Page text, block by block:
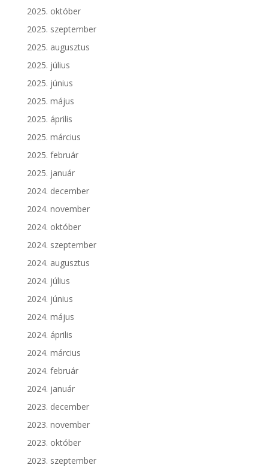
2025. október
2025. szeptember
2025. augusztus
2025. július
2025. június
2025. május
2025. április
2025. március
2025. február
2025. január
2024. december
2024. november
2024. október
2024. szeptember
2024. augusztus
2024. július
2024. június
2024. május
2024. április
2024. március
2024. február
2024. január
2023. december
2023. november
2023. október
2023. szeptember